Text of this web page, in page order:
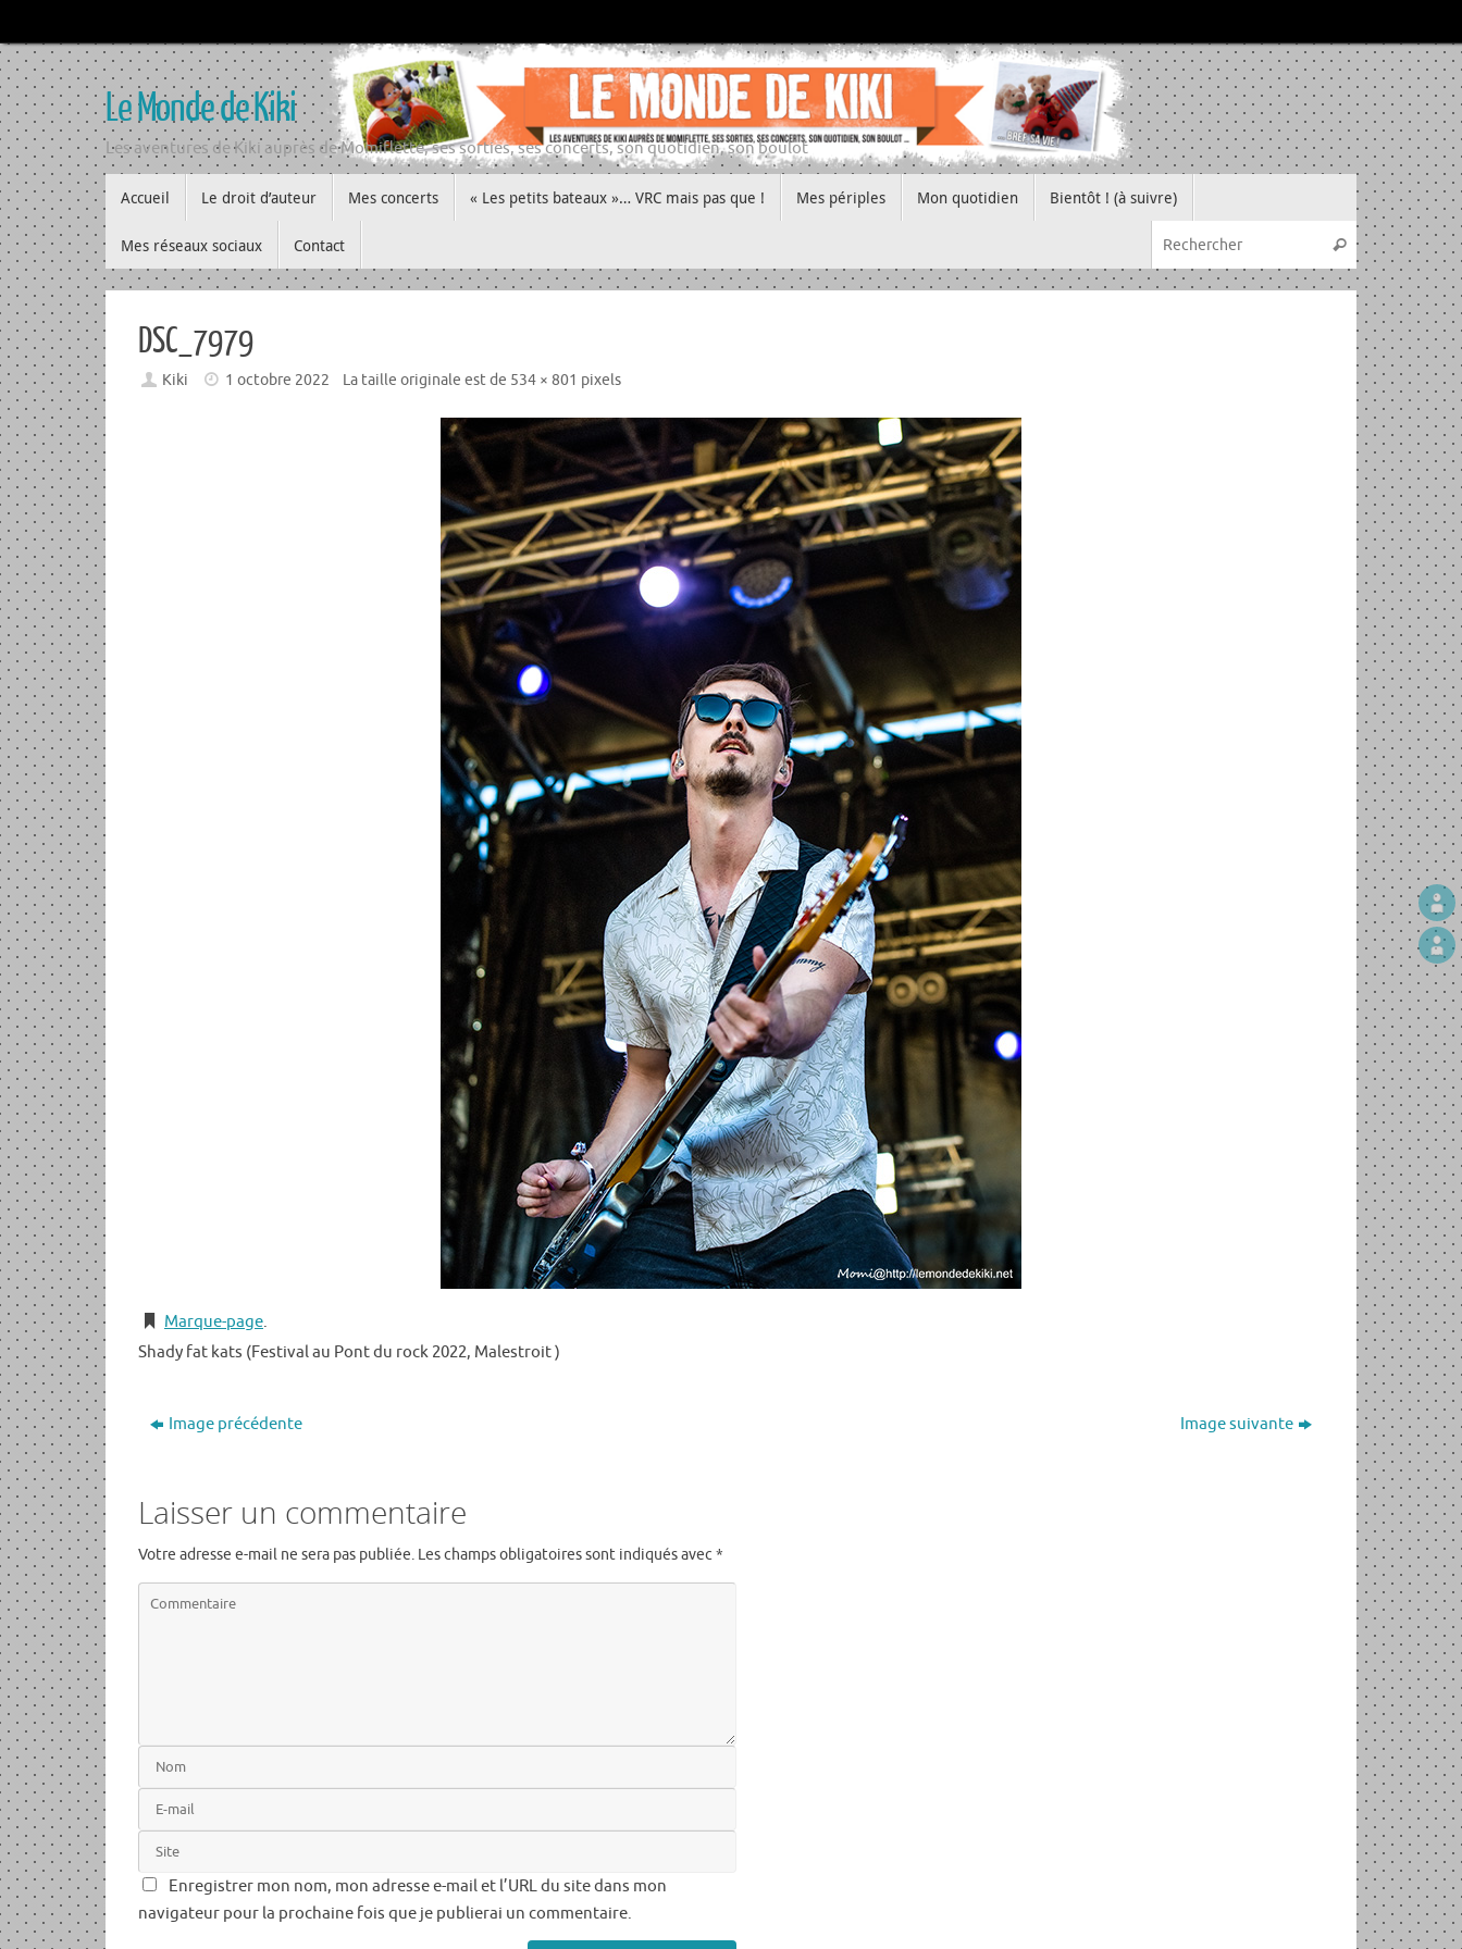
au
contenu
Le Monde de Kiki
Les aventures de Kiki auprès de Momiflette, ses sorties, ses concerts, son quotidien, son boulot
au
contenu
Accueil Le droit d’auteur Mes concerts « Les petits bateaux »… VRC mais pas que ! Mes périples Mon quotidien Bientôt ! (à suivre)
Mes réseaux sociaux Contact
Recherche
Rechercher
DSC_7979
Kiki 1 octobre 2022 La taille originale est de 534 × 801 pixels
Marque-page.
Shady fat kats (Festival au Pont du rock 2022, Malestroit )
Image précédente Image suivante
Laisser un commentaire
Votre adresse e-mail ne sera pas publiée. Les champs obligatoires sont indiqués avec*
Enregistrer mon nom, mon adresse e-mail et l’URL du site dans mon
navigateur pour la prochaine fois que je publierai un commentaire.